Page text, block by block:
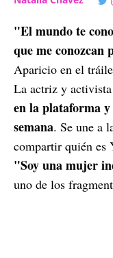
"El mundo te
que me conozcan
Aparicio en el
La actriz y
en la plataforma
semana. Se une a
compartir quién es
"Soy una mujer
uno de los